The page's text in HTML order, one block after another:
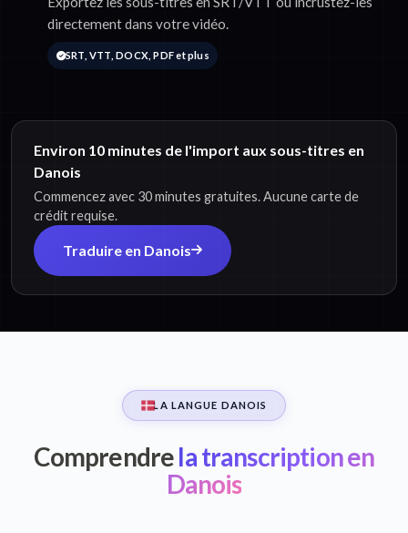
directement dans votre vidéo.
SRT, VTT, DOCX, PDF et plus
Environ 10 minutes de l'import aux sous-titres en
Danois
Commencez avec 30 minutes gratuites. Aucune carte de
crédit requise.
Traduire en Danois
LA LANGUE DANOIS
Comprendrela transcription en
Danois